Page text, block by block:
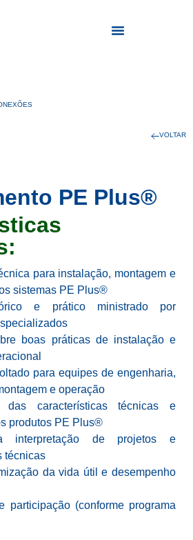
VOLTAR
PE Plus®
para instalação, montagem e
sistemas PE Plus®
e prático ministrado por
boas práticas de instalação e
para equipes de engenharia,
e operação
das características técnicas e
produtos PE Plus®
interpretação de projetos e
técnicas
da vida útil e desempenho
participação (conforme programa